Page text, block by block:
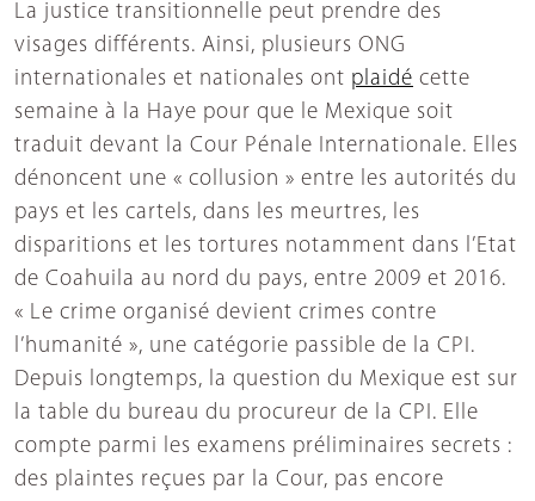
La justice transitionnelle peut prendre des
visages différents. Ainsi, plusieurs ONG
internationales et nationales ont plaidé cette
semaine à la Haye pour que le Mexique soit
traduit devant la Cour Pénale Internationale. Elles
dénoncent une « collusion » entre les autorités du
pays et les cartels, dans les meurtres, les
disparitions et les tortures notamment dans l’Etat
de Coahuila au nord du pays, entre 2009 et 2016.
« Le crime organisé devient crimes contre
l’humanité », une catégorie passible de la CPI.
Depuis longtemps, la question du Mexique est sur
la table du bureau du procureur de la CPI. Elle
compte parmi les examens préliminaires secrets :
des plaintes reçues par la Cour, pas encore